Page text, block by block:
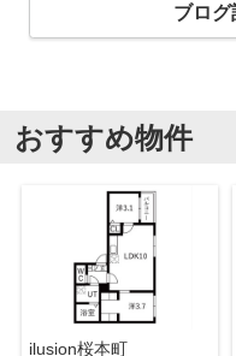
ブログ
おすすめ物件
ilusion桜本町